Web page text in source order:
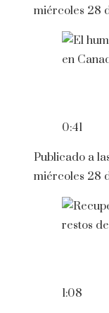
miércoles 28
0:41
Publicado a
miércoles 28
1:08